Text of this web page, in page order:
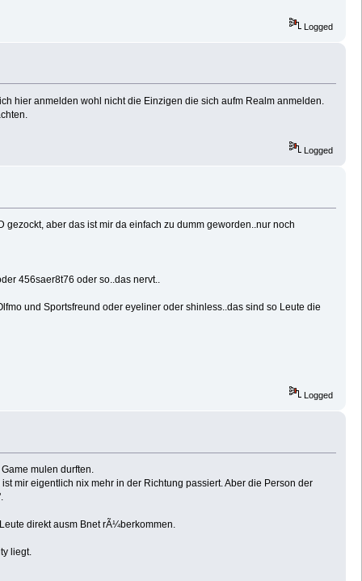
Logged
hier anmelden wohl nicht die Einzigen die sich aufm Realm anmelden.
Logged
aber das ist mir da einfach zu dumm geworden..nur noch
456saer8t76 oder so..das nervt..
und Sportsfreund oder eyeliner oder shinless..das sind so Leute die
Logged
mulen durften.
mir eigentlich nix mehr in der Richtung passiert. Aber die Person der
direkt ausm Bnet rÃ¼berkommen.
liegt.